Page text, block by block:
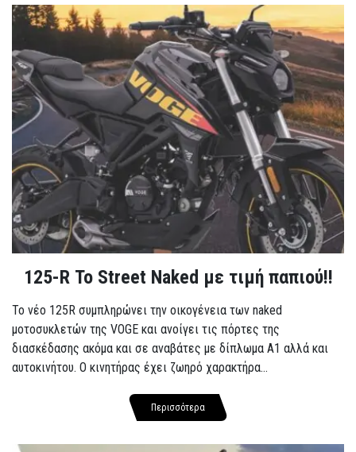
125-R Το Street Naked με τιμή παπιού!!
Το νέο 125R συμπληρώνει την οικογένεια των naked
μοτοσυκλετών της VOGE και ανοίγει τις πόρτες της
διασκέδασης ακόμα και σε αναβάτες με δίπλωμα A1 αλλά και
αυτοκινήτου. Ο κινητήρας έχει ζωηρό χαρακτήρα...
Περισσότερα